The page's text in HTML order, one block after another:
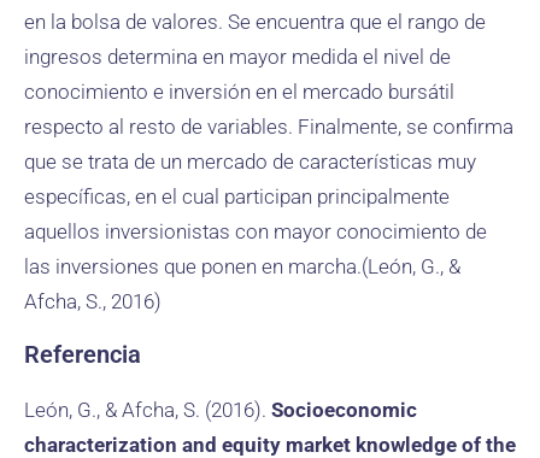
en la bolsa de valores. Se encuentra que el rango de
ingresos determina en mayor medida el nivel de
conocimiento e inversión en el mercado bursátil
respecto al resto de variables. Finalmente, se confirma
que se trata de un mercado de características muy
específicas, en el cual participan principalmente
aquellos inversionistas con mayor conocimiento de
las inversiones que ponen en marcha.(León, G., &
Afcha, S., 2016)
Referencia
León, G., & Afcha, S. (2016). Socioeconomic
characterization and equity market knowledge of the